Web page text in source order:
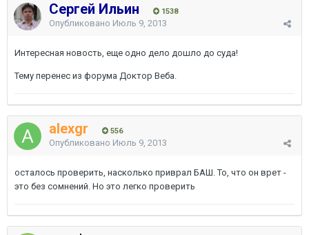
Сергей Ильин 1538
Опубликовано Июль 9, 2013
Интересная новость, еще одно дело дошло до суда!
Тему перенес из форума Доктор Веба.
alexgr 556
Опубликовано Июль 9, 2013
осталось проверить, насколько приврал БАШ. То, что он врет -
это без сомнений. Но это легко проверить